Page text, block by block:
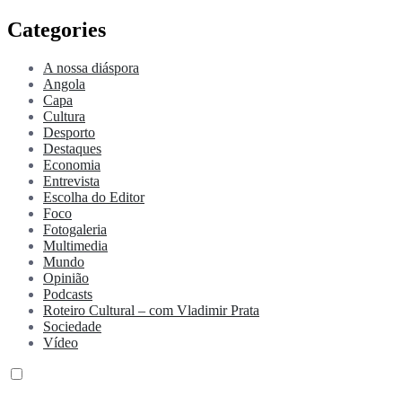
Categories
A nossa diáspora
Angola
Capa
Cultura
Desporto
Destaques
Economia
Entrevista
Escolha do Editor
Foco
Fotogaleria
Multimedia
Mundo
Opinião
Podcasts
Roteiro Cultural – com Vladimir Prata
Sociedade
Vídeo